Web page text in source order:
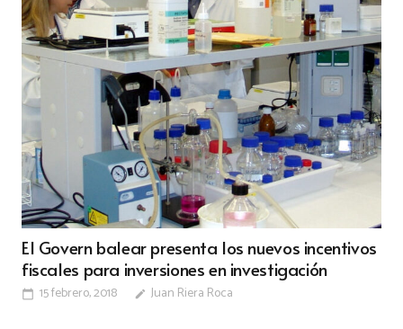
El Govern balear presenta los nuevos incentivos
fiscales para inversiones en investigación
calendar_today 15 febrero, 2018 edit Juan Riera Roca